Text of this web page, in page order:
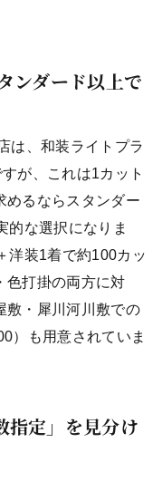
ンダード以上で
は、和装ライトプラ
が、これは1カット
めるならスタンダー
的な選択になりま
洋装1着で約100カッ
色打掛の両方に対
敷・犀川河川敷での
）も用意されていま
指定」を見分け